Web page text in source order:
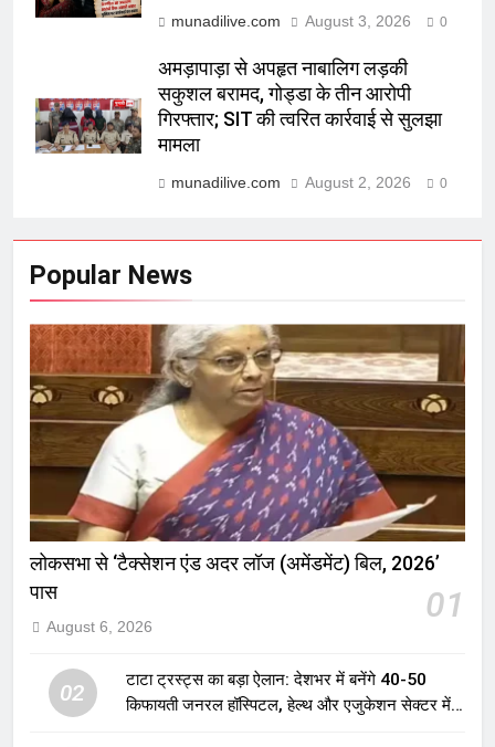
munadilive.com August 3, 2026 0
अमड़ापाड़ा से अपहृत नाबालिग लड़की
सकुशल बरामद, गोड्डा के तीन आरोपी
गिरफ्तार; SIT की त्वरित कार्रवाई से सुलझा
मामला
munadilive.com August 2, 2026 0
Popular News
लोकसभा से ‘टैक्सेशन एंड अदर लॉज (अमेंडमेंट) बिल, 2026’
पास
01
August 6, 2026
02
टाटा ट्रस्ट्स का बड़ा ऐलान: देशभर में बनेंगे 40-50
किफायती जनरल हॉस्पिटल, हेल्थ और एजुकेशन सेक्टर में